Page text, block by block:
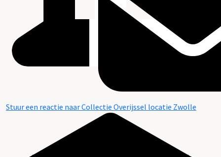
Stuur een reactie naar Collectie Overijssel locatie Zwolle